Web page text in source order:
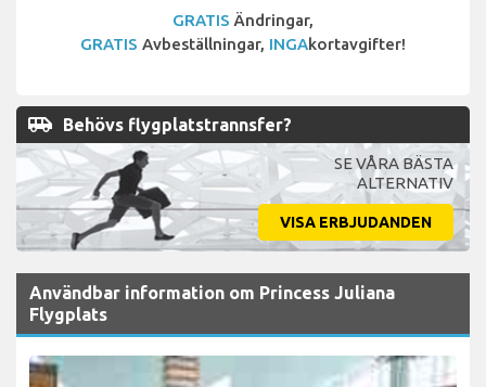
GRATIS Ändringar,
GRATIS Avbeställningar, INGAkortavgifter!
airport_shuttle Behövs flygplatstrannsfer?
SE VÅRA BÄSTA
ALTERNATIV
VISA ERBJUDANDEN
Användbar information om Princess Juliana
Flygplats